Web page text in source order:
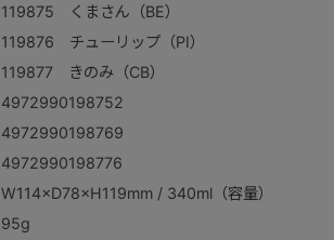
119875 くまさん（BE）
119876 チューリップ（PI）
119877 きのみ（CB）
4972990198752
4972990198769
4972990198776
W114×D78×H119mm / 340ml（容量）
95g